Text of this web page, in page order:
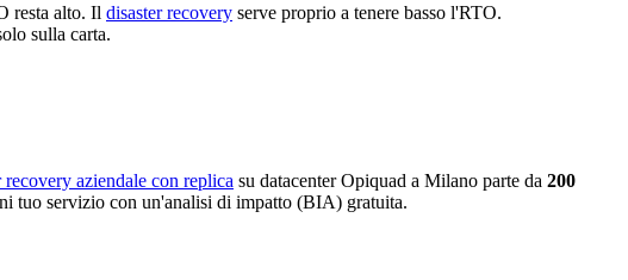
resta alto. Il disaster recovery serve proprio a tenere basso l'RTO.
sulla carta.
recovery aziendale con replica su datacenter Opiquad a Milano parte da 200
tuo servizio con un'analisi di impatto (BIA) gratuita.